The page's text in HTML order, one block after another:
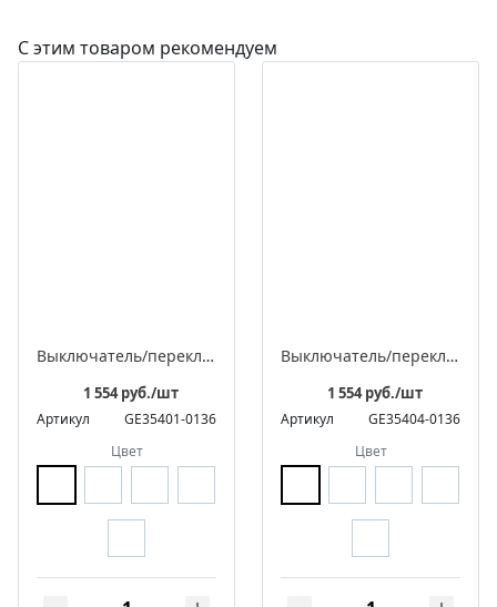
С этим товаром рекомендуем
Выключатель/переключатель поворотный на 4 положения встраиваемый двухклавишный, серия ЛАХТА «Престиж»
1 554 руб./шт
Артикул
GE35401-0136
Цвет
Выключатель/переключатель поворотный проходной встраиваемый одноклавишный, серия ЛАХТА «Престиж»
1 554 руб./шт
Артикул
GE35404-0136
Цвет